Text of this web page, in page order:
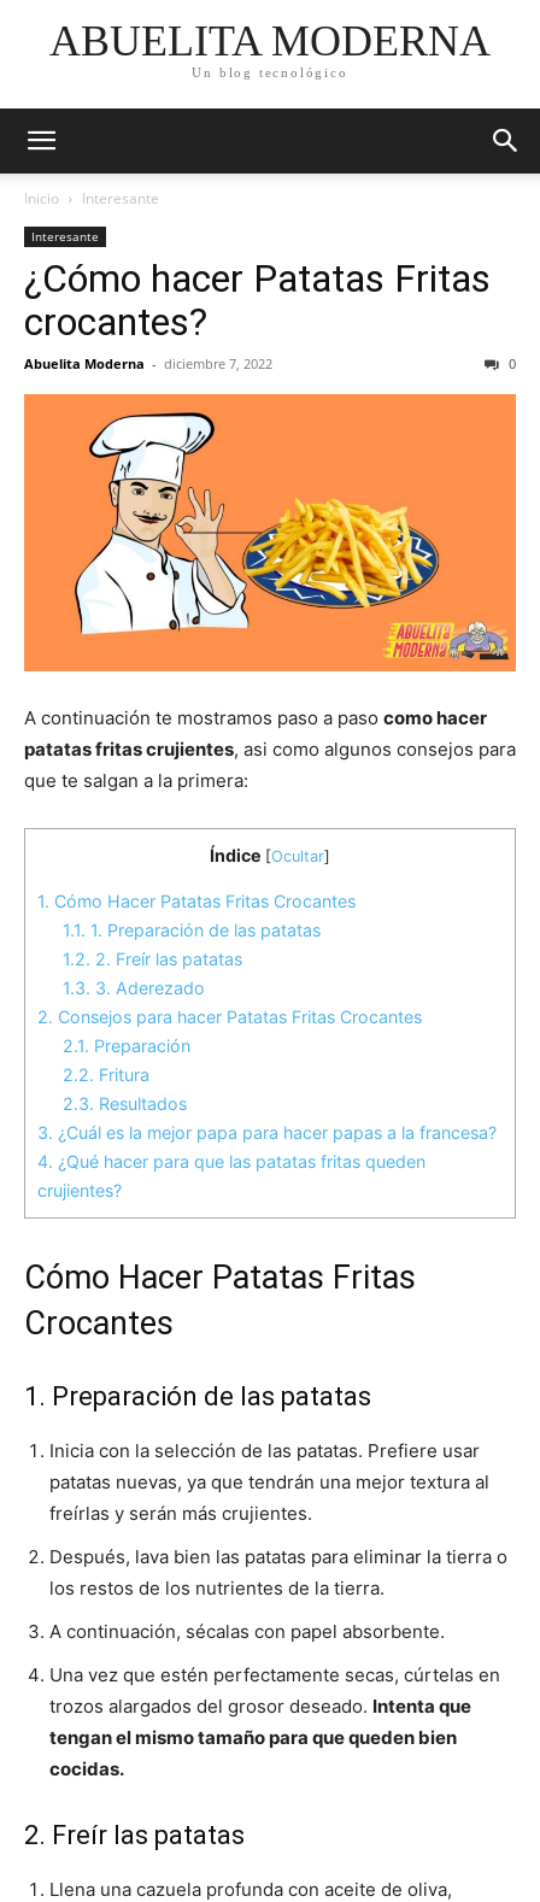
ABUELITA MODERNA
Un blog tecnológico
Inicio Interesante
Interesante
¿Cómo hacer Patatas Fritas
crocantes?
Abuelita Moderna - diciembre 7, 2022 0
A continuación te mostramos paso a paso como hacer
patatas fritas crujientes, asi como algunos consejos para
que te salgan a la primera:
Índice [Ocultar]
1. Cómo Hacer Patatas Fritas Crocantes
1.1. 1. Preparación de las patatas
1.2. 2. Freír las patatas
1.3. 3. Aderezado
2. Consejos para hacer Patatas Fritas Crocantes
2.1. Preparación
2.2. Fritura
2.3. Resultados
3. ¿Cuál es la mejor papa para hacer papas a la francesa?
4. ¿Qué hacer para que las patatas fritas queden
crujientes?
Cómo Hacer Patatas Fritas
Crocantes
1. Preparación de las patatas
Inicia con la selección de las patatas. Prefiere usar
patatas nuevas, ya que tendrán una mejor textura al
freírlas y serán más crujientes.
Después, lava bien las patatas para eliminar la tierra o
los restos de los nutrientes de la tierra.
A continuación, sécalas con papel absorbente.
Una vez que estén perfectamente secas, cúrtelas en
trozos alargados del grosor deseado. Intenta que
tengan el mismo tamaño para que queden bien
cocidas.
2. Freír las patatas
Llena una cazuela profunda con aceite de oliva,